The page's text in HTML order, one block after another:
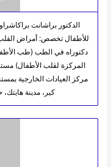
الدكتور براشانت
للأطفال تخصص: أمراض
دكتوراه في الطب (طب
المركزة لقلب الأطفال)
مركز العيادات الخارجية
كير، مدينة